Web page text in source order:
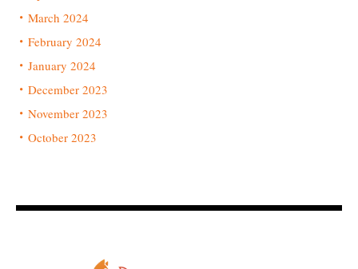
March 2024
February 2024
January 2024
December 2023
November 2023
October 2023